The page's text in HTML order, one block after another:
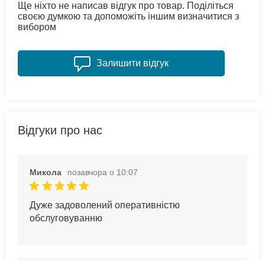
Ще ніхто не написав відгук про товар. Поділіться
своєю думкою та допоможіть іншим визначитися з
вибором
Залишити відгук
Відгуки про нас
Микола позавчора о 10:07
Дуже задоволений оперативністю
обслуговуванню